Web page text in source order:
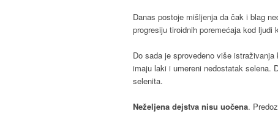
Danas postoje mišljenja da čak i blag
progresiju tiroidnih poremećaja kod
Do sada je sprovedeno više
imaju laki i umereni nedostatak selena.
selenita.
Neželjena dejstva nisu uočena.